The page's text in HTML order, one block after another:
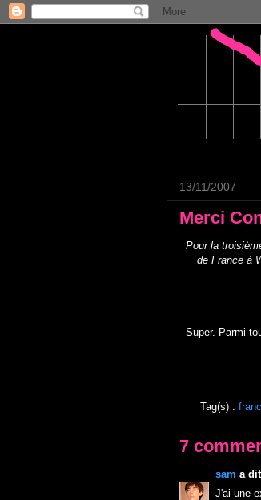
13/11/2007
Merci
Pour la
de France à
Super. Parmi
Tag(s) :
7
sam a
J'ai une